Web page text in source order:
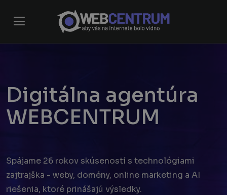
Digitálna agentúra
WEBCENTRUM
Spájame 26 rokov skúseností s technológiami
zajtrajška - weby, domény, online marketing a AI
riešenia, ktoré prinášajú výsledky.
Online chat
Online